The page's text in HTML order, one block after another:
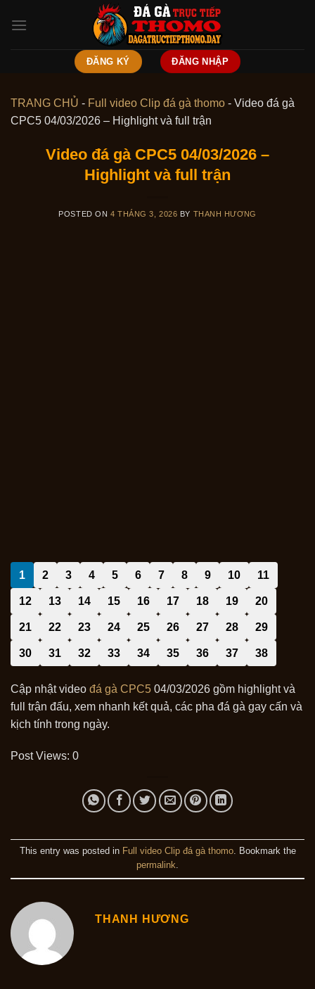
ĐĂNG KÝ ĐĂNG NHẬP
TRANG CHỦ - Full video Clip đá gà thomo - Video đá gà
CPC5 04/03/2026 – Highlight và full trận
Video đá gà CPC5 04/03/2026 –
Highlight và full trận
POSTED ON 4 THÁNG 3, 2026 BY THANH HƯƠNG
1 2 3 4 5 6 7 8 9 10 11
12 13 14 15 16 17 18 19 20
21 22 23 24 25 26 27 28 29
30 31 32 33 34 35 36 37 38
Cập nhật video đá gà CPC5 04/03/2026 gồm highlight và
full trận đấu, xem nhanh kết quả, các pha đá gà gay cấn và
kịch tính trong ngày.
Post Views: 0
This entry was posted in Full video Clip đá gà thomo. Bookmark the
permalink
THANH HƯƠNG